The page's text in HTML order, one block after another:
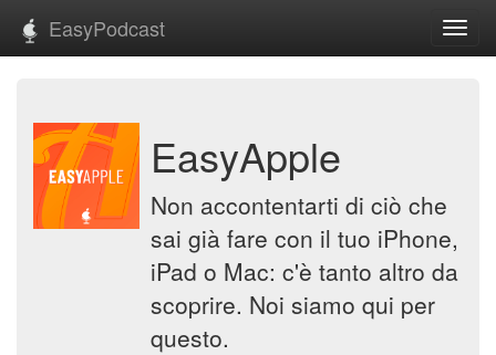
EasyPodcast
EasyApple
Non accontentarti di ciò che
sai già fare con il tuo iPhone,
iPad o Mac: c'è tanto altro da
scoprire. Noi siamo qui per
questo.